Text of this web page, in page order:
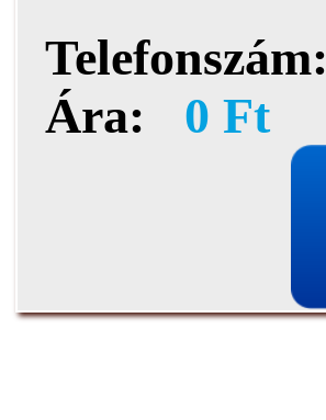
Telefonszám:
Ára:
0 Ft